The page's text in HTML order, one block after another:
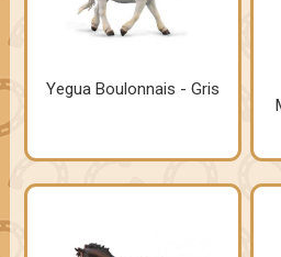
Yegua Boulonnais - Gris